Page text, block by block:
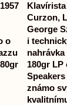
o
Curzon,
George
i
180gr
známo